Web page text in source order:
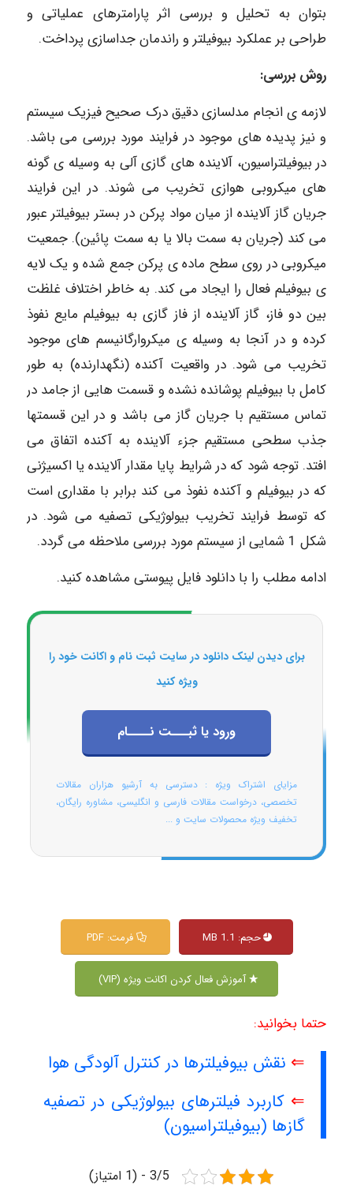
بتوان به تحلیل و بررسی اثر پارامترهای عملیاتی و
طراحی بر عملکرد بیوفیلتر و راندمان جداسازی پرداخت.
روش بررسی:
لازمه ی انجام مدلسازی دقیق درک صحیح فیزیک سیستم
و نیز پدیده های موجود در فرایند مورد بررسی می باشد.
در بیوفیلتراسیون، آلاینده های گازی آلی به وسیله ی گونه
های میکروبی هوازی تخریب می شوند. در این فرایند
جریان گاز آلاینده از میان مواد پرکن در بستر بیوفیلتر عبور
می کند (جریان به سمت بالا یا به سمت پائین). جمعیت
میکروبی در روی سطح ماده ی پرکن جمع شده و یک لایه
ی بیوفیلم فعال را ایجاد می کند. به خاطر اختلاف غلظت
بین دو فاز، گاز آلاینده از فاز گازی به بیوفیلم مایع نفوذ
کرده و در آنجا به وسیله ی میکروارگانیسم های موجود
تخریب می شود. در واقعیت آکنده (نگهدارنده) به طور
کامل با بیوفیلم پوشانده نشده و قسمت هایی از جامد در
تماس مستقیم با جریان گاز می باشد و در این قسمتها
جذب سطحی مستقیم جزء آلاینده به آکنده اتفاق می
افتد. توجه شود که در شرایط پایا مقدار آلاینده یا اکسیژنی
که در بیوفیلم و آکنده نفوذ می کند برابر با مقداری است
که توسط فرایند تخریب بیولوژیکی تصفیه می شود. در
شکل 1 شمایی از سیستم مورد بررسی ملاحظه می گردد.
ادامه مطلب را با دانلود فایل پیوستی مشاهده کنید.
برای دیدن لینک دانلود در سایت ثبت نام و اکانت خود را
ویژه کنید
ورود یا ثبـــت نــــام
مزایای اشتراک ویژه : دسترسی به آرشیو هزاران مقالات
تخصصی، درخواست مقالات فارسی و انگلیسی، مشاوره رایگان،
تخفیف ویژه محصولات سایت و ...
حجم: 1.1 MB فرمت: PDF
آموزش فعال کردن اکانت ویژه (VIP)
حتما بخوانید:
⇐ نقش بیوفیلترها در کنترل آلودگی هوا
⇐ کاربرد فیلترهای بیولوژیکی در تصفیه
گازها (بیوفیلتراسیون)
3/5 - (1 امتیاز)